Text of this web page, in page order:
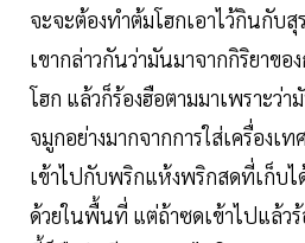
จะจะต้องทำต้มโฮกเอาไว้กินกับ
เขากล่าวกันว่ามันมาจากกิริยาขอ
โฮก แล้วก็ร้องฮือตามมาเพราะว่
จมูกอย่างมากจากการใส่เครื่องเ
เข้าไปกับพริกแห้งพริกสดที่เก็บไ
ด้วยในพื้นที่ แต่ถ้าซดเข้าไปแล้วร้